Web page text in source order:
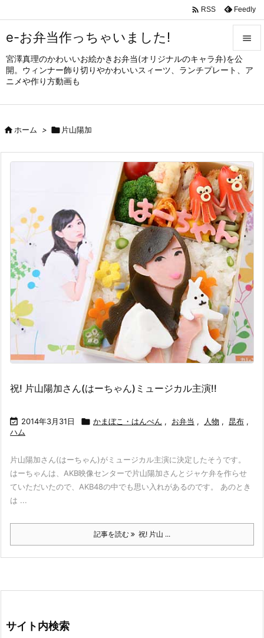
e-お弁当作っちゃいました!
宮澤真理のかわいいお絵かきお弁当(オリジナルのキャラ弁)を公
開。ウィンナー飾り切りやかわいいスィーツ、ランチプレート、ア
ニメや作り方動画も


メニュ
サイド

次へ

検索
 RSS Feedly
ホーム >  片山陽加
祝! 片山陽加さん(はーちゃん)ミュージカル主演!!
 2014年3月31日  かまぼこ・はんぺん , お弁当 , 人物 , 昆布 ,
ハム
片山陽加さん(はーちゃん)がミュージカル主演に決定したそうです。
はーちゃんは、AKB映像センターで片山陽加さんとジャケ弁を作らせ
ていただいたので、AKB48の中でも思い入れがあるのです。 あのとき
は ...
記事を読む 祝! 片山 ...
サイト内検索